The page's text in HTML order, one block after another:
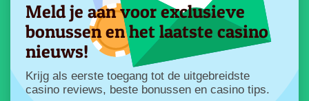
Meld je aan voor exclusieve
bonussen en het laatste casino
nieuws!
Krijg als eerste toegang tot de uitgebreidste
casino reviews, beste bonussen en casino tips.